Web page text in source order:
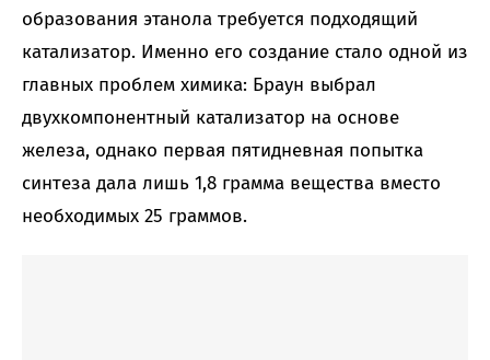
образования этанола требуется подходящий
катализатор. Именно его создание стало одной из
главных проблем химика: Браун выбрал
двухкомпонентный катализатор на основе
железа, однако первая пятидневная попытка
синтеза дала лишь 1,8 грамма вещества вместо
необходимых 25 граммов.